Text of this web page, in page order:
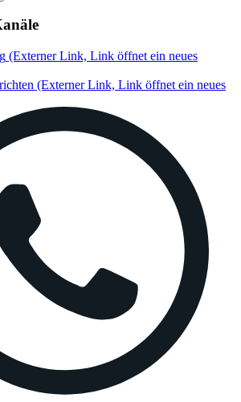
(Externer Link, Link öffnet ein neues
(Externer Link, Link öffnet ein neues